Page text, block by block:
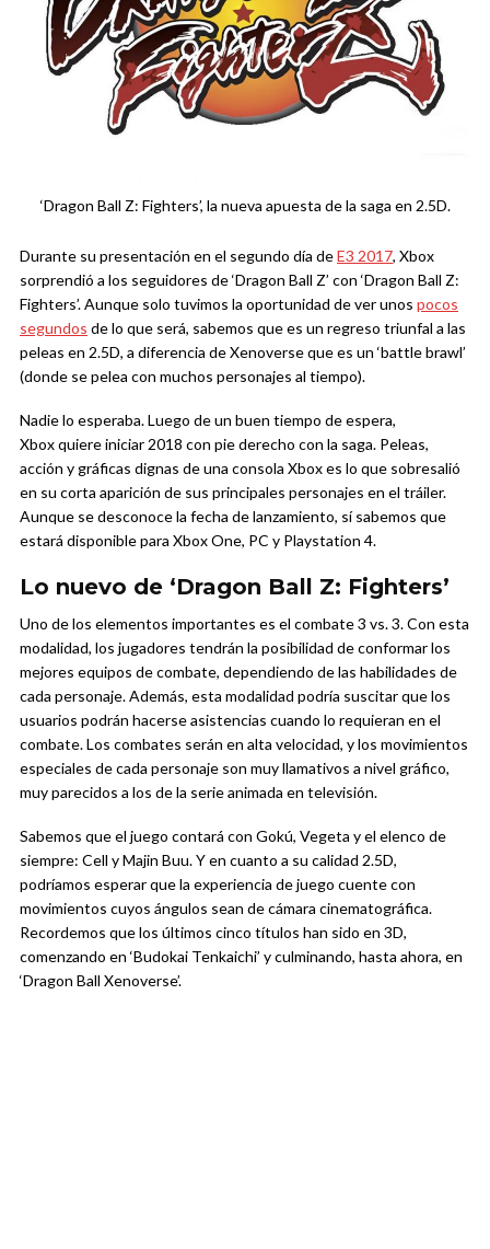
‘Dragon Ball Z: Fighters’, la nueva apuesta de la saga en 2.5D.
Durante su presentación en el segundo día deE3 2017, Xbox
sorprendió a los seguidores de ‘Dragon Ball Z’ con ‘Dragon Ball Z:
Fighters’. Aunque solo tuvimos la oportunidad de ver unos pocos
segundos de lo que será, sabemos que es un regreso triunfal a las
peleas en 2.5D, a diferencia de Xenoverse que es un ‘battle brawl’
(donde se pelea con muchos personajes al tiempo).
Nadie lo esperaba. Luego de un buen tiempo de espera,
Xbox quiere iniciar 2018 con pie derecho con la saga. Peleas,
acción y gráficas dignas de una consola Xbox es lo que sobresalió
en su corta aparición de sus principales personajes en el tráiler.
Aunque se desconoce la fecha de lanzamiento, sí sabemos que
estará disponible para Xbox One, PC y Playstation 4.
Lo nuevo de ‘Dragon Ball Z: Fighters’
Uno de los elementos importantes es el combate 3 vs. 3. Con esta
modalidad, los jugadores tendrán la posibilidad de conformar los
mejores equipos de combate, dependiendo de las habilidades de
cada personaje. Además, esta modalidad podría suscitar que los
usuarios podrán hacerse asistencias cuando lo requieran en el
combate. Los combates serán en alta velocidad, y los movimientos
especiales de cada personaje son muy llamativos a nivel gráfico,
muy parecidos a los de la serie animada en televisión.
Sabemos que el juego contará con Gokú, Vegeta y el elenco de
siempre: Cell y Majin Buu. Y en cuanto a su calidad 2.5D,
podríamos esperar que la experiencia de juego cuente con
movimientos cuyos ángulos sean de cámara cinematográfica.
Recordemos que los últimos cinco títulos han sido en 3D,
comenzando en ‘Budokai Tenkaichi’ y culminando, hasta ahora, en
‘Dragon Ball Xenoverse’.